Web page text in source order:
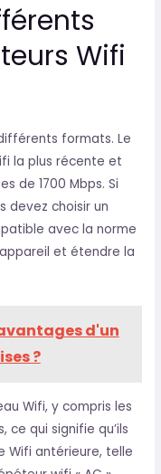
Wifi
formats. Le
la plus récente et
de 1700 Mbps. Si
devez choisir un
avec la norme
et étendre la
d'un
?
Wifi, y compris les
qui signifie qu’ils
Wifi antérieure, telle